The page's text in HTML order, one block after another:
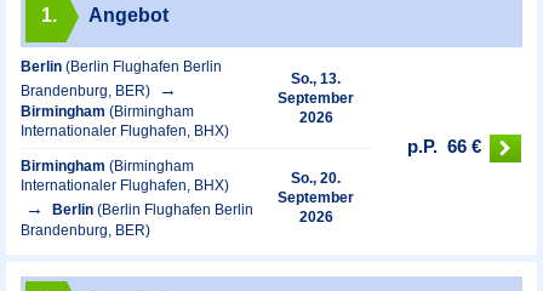
1. Angebot
Berlin (Berlin Flughafen Berlin
Brandenburg, BER)
Birmingham (Birmingham
Internationaler Flughafen, BHX)
So., 13.
September
2026
Birmingham (Birmingham
Internationaler Flughafen, BHX)
Berlin (Berlin Flughafen Berlin
Brandenburg, BER)
So., 20.
September
2026
p.P. 66 €